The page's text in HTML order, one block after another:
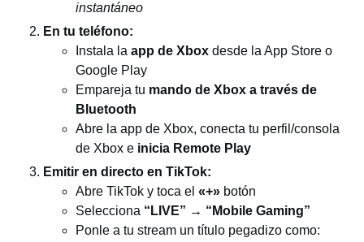
instantáneo
En tu teléfono:
Instala la app de Xbox desde la App Store o
Google Play
Empareja tu mando de Xbox a través de
Bluetooth
Abre la app de Xbox, conecta tu perfil/consola
de Xbox e inicia Remote Play
Emitir en directo en TikTok:
Abre TikTok y toca el «+» botón
Selecciona “LIVE” → “Mobile Gaming”
Ponle a tu stream un título pegadizo como: